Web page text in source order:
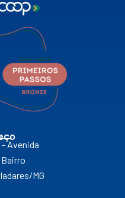
Avenida
Bairro
MG